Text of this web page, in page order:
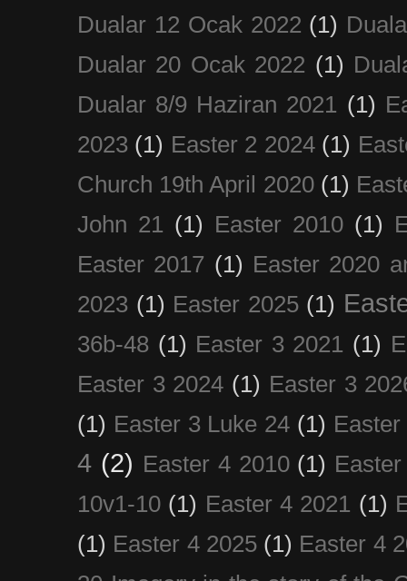
Dualar 12 Ocak 2022 (1)
Dualar 20 Ocak 2022 (1)
Dualar 8/9 Haziran 2021 (1)
2023 (1) Easter 2 2024 (1)
Church 19th April 2020 (1)
John 21 (1) Easter 2010 (1)
Easter 2017 (1) Easter 2020
2023 (1) Easter 2025 (1)
36b-48 (1) Easter 3 2021 (1)
Easter 3 2024 (1) Easter 3
(1) Easter 3 Luke 24 (1)
4 (2) Easter 4 2010 (1)
10v1-10 (1) Easter 4 2021 (1)
(1) Easter 4 2025 (1) Easter 4